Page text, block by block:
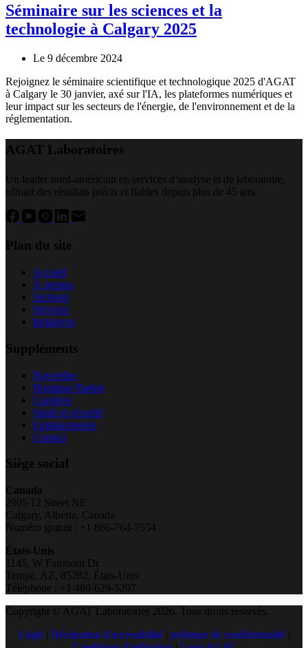
Séminaire sur les sciences et la
technologie à Calgary 2025
Le 9 décembre 2024
Rejoignez le séminaire scientifique et technologique 2025 d'AGAT
à Calgary le 30 janvier, axé sur l'IA, les plateformes numériques et
leur impact sur les secteurs de l'énergie, de l'environnement et de la
réglementation.
AGAT Laboratoires
Un leader nord-américain en services d’analyse et de laboratoire,
offrant des résultats précis et fiables depuis plus de 45 ans.
Plan du site
Accueil
À propos
Secteurs
Services
Initiatives
Suppléments
Nouvelles
Boutique Radon
Carrières
Santé et sécurité
Emplacements
Contact
Siège social
Canada
2905 12 Street NE
Calgary, Alberta, Canada
Numéro gratuit : +1 866-764-7554
États-Unis
1145, W Fairmont Dr
Tempe, AZ, 85282, États-Unis
Téléphone : +1 480-629-5207
Copyright © AGAT Laboratories 2026. Tous droits réservés.
Légal
Déclaration d'accessibilité| politique de confidentialité|